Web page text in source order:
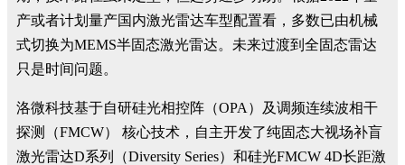
产或者计划量产国内激光雷达车型配置看，多数已由机械
式切换为MEMS半固态激光雷达。未来过渡到全固态雷达
只是时间问题。
洛微科技基于自研硅光相控阵（OPA）及调频连续波相干
探测（FMCW） 核心技术，自主开发了纯固态大视场补盲
激光雷达D系列（Diversity Series）和硅光FMCW 4D长距激